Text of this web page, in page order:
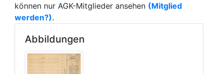
können nur AGK-Mitglieder ansehen (Mitglied
werden?).
Abbildungen